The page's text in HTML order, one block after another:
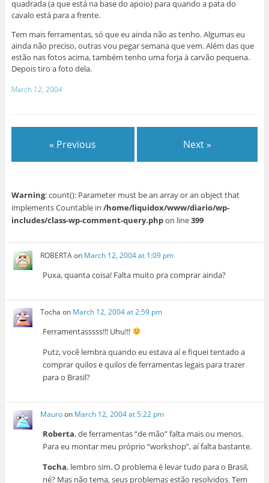
quadrada (a que está na base do apoio) para quando a pata do
cavalo está para a frente.
Tem mais ferramentas, só que eu ainda não as tenho. Algumas eu
ainda não preciso, outras vou pegar semana que vem. Além das que
estão nas fotos acima, também tenho uma forja à carvão pequena.
Depois tiro a foto dela.
March 12, 2004
« Previous Next »
Warning: count(): Parameter must be an array or an object that
implements Countable in /home/liquidox/www/diario/wp-
includes/class-wp-comment-query.phpon line399
ROBERTAon March 12, 2004 at 1:09 pm
Puxa, quanta coisa! Falta muito pra comprar ainda?
Tocha on March 12, 2004 at 2:59 pm
Ferramentasssss!!! Uhu!!!
Putz, você lembra quando eu estava aí e fiquei tentado a
comprar quilos e quilos de ferramentas legais para trazer
para o Brasil?
Mauroon March 12, 2004 at 5:22 pm
Roberta, de ferramentas “de mão” falta mais ou menos.
Para eu montar meu próprio “workshop”, aí falta bastante.
Tocha, lembro sim. O problema é levar tudo para o Brasil,
né? Mas não tema, seus problemas estão resolvidos. Tem